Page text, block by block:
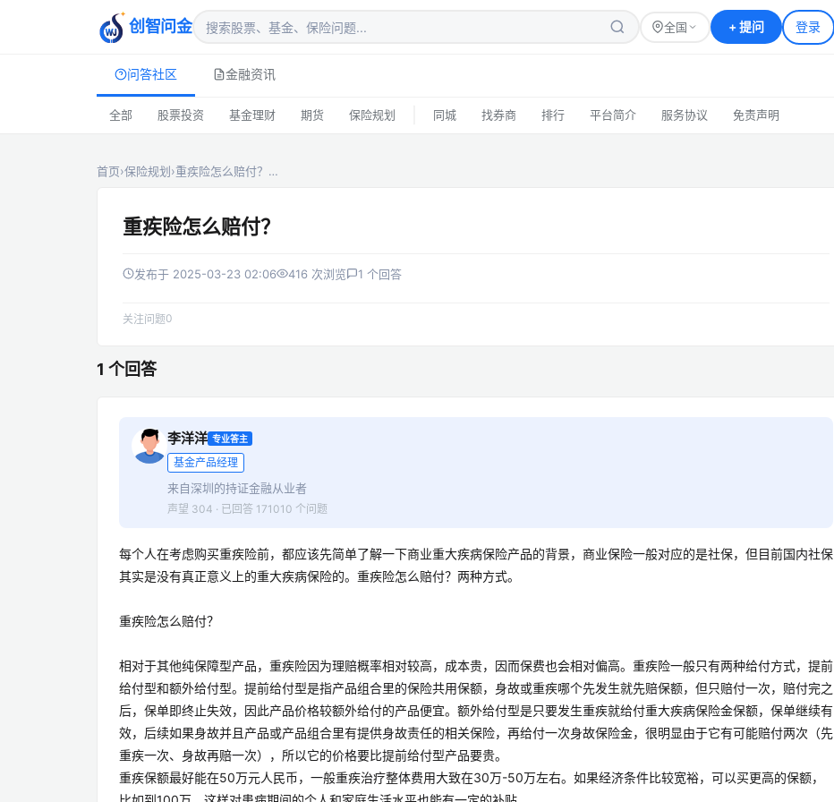
创智问金 全国 +提问 登录
问答社区 金融资讯
全部 股票投资 基金理财 期货 保险规划 同城 找券商 排行 平台简介 服务协议 免责声明
首页›保险规划›重疾险怎么赔付？…
重疾险怎么赔付？
发布于 2025-03-23 02:06 416 次浏览 1 个回答
关注问题0
1 个回答
李洋洋 专业答主
基金产品经理
来自深圳的持证金融从业者
声望 304 · 已回答 171010 个问题
每个人在考虑购买重疾险前，都应该先简单了解一下商业重大疾病保险产品的背景，商业保险一般对应的是社保，但目前国内社保
其实是没有真正意义上的重大疾病保险的。重疾险怎么赔付？两种方式。
重疾险怎么赔付？
相对于其他纯保障型产品，重疾险因为理赔概率相对较高，成本贵，因而保费也会相对偏高。重疾险一般只有两种给付方式，提前
给付型和额外给付型。提前给付型是指产品组合里的保险共用保额，身故或重疾哪个先发生就先赔保额，但只赔付一次，赔付完之
后，保单即终止失效，因此产品价格较额外给付的产品便宜。额外给付型是只要发生重疾就给付重大疾病保险金保额，保单继续有
效，后续如果身故并且产品或产品组合里有提供身故责任的相关保险，再给付一次身故保险金，很明显由于它有可能赔付两次（先
重疾一次、身故再赔一次），所以它的价格要比提前给付型产品要贵。
重疾保额最好能在50万元人民币，一般重疾治疗整体费用大致在30万-50万左右。如果经济条件比较宽裕，可以买更高的保额，